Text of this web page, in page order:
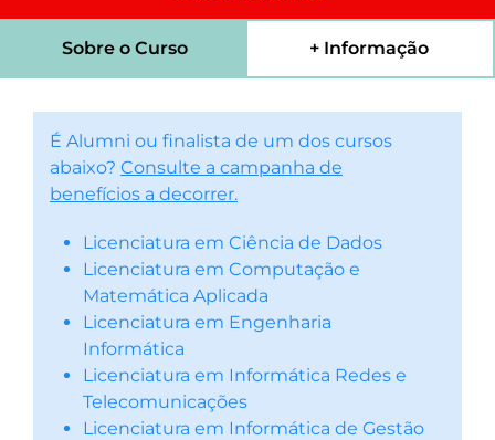
Sobre o Curso + Informação
É Alumni ou finalista de um dos cursos
abaixo? Consulte a campanha de
benefícios a decorrer.
Licenciatura em Ciência de Dados
Licenciatura em Computação e
Matemática Aplicada
Licenciatura em Engenharia
Informática
Licenciatura em Informática Redes e
Telecomunicações
Licenciatura em Informática de Gestão